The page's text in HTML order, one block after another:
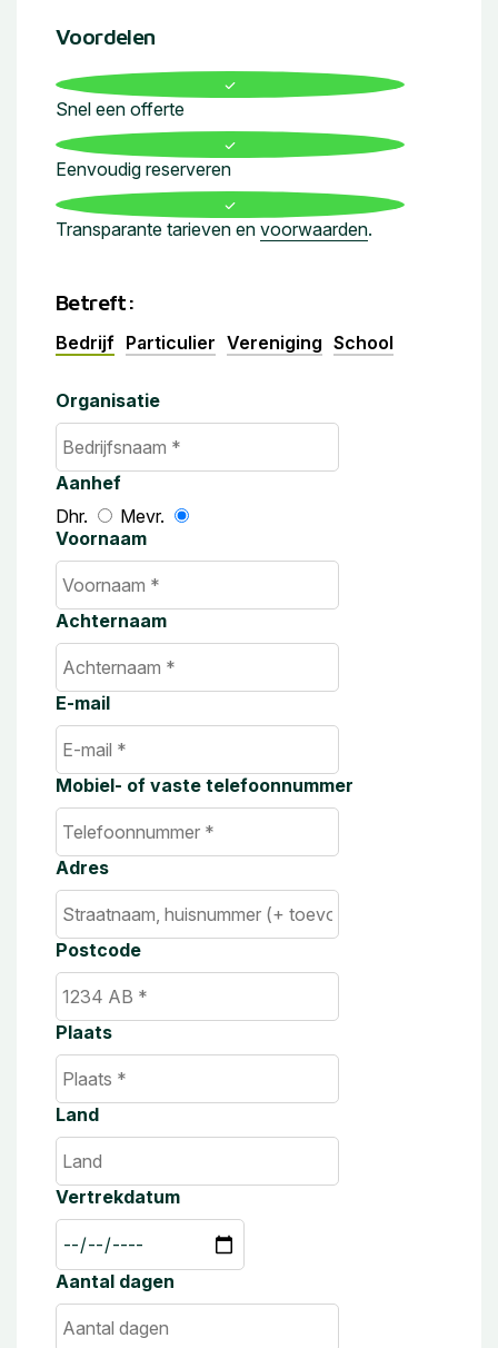
Voordelen
Snel een offerte
Eenvoudig reserveren
Transparante tarieven en voorwaarden.
Betreft:
Bedrijf Particulier Vereniging School
Organisatie
Aanhef
Dhr.
Mevr.
Voornaam
Achternaam
E-mail
Mobiel- of vaste telefoonnummer
Adres
Postcode
Plaats
Land
Vertrekdatum
Aantal dagen